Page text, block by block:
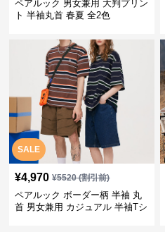
ペアルック 男女兼用 大判プリン
ト 半袖丸首 春夏 全2色
SALE
¥4,970 ¥5520(割引前)
ペアルック ボーダー柄 半袖 丸
首 男女兼用 カジュアル 半袖Tシ